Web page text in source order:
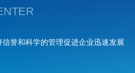
誉和科学的管理促进企业迅速发展